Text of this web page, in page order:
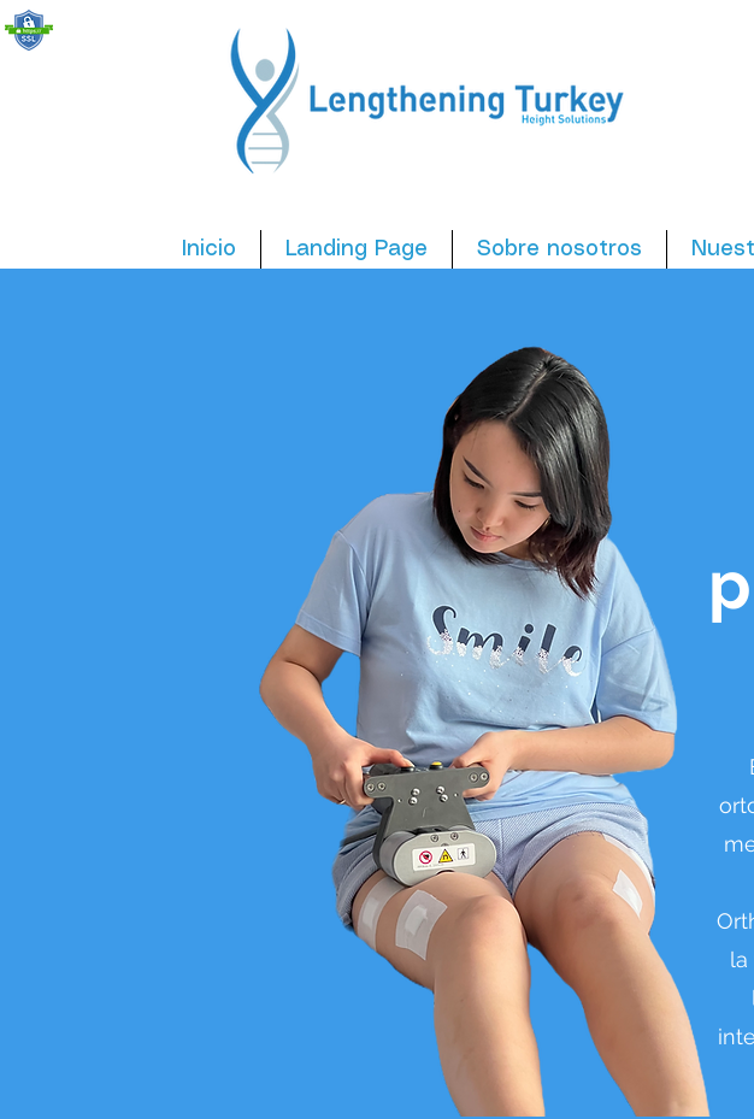
Inicio Landing Page Sobre nosotros
la